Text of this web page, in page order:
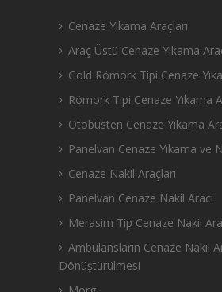
Cenaze Yıkama Araçları
Araç Üstü Cenaze Yıkama
Gold Römork Tipi Cenaze
Römork Tipi Cenaze Yıkama
Otobüsten Cenaze Yıkama
Panelvan Cenaze Yıkama ve
Cenaze Nakil Araçları
Panelvan Cenaze Nakil Aracı
Merasim Tip Cenaze Nakil
Ambulansların Cenaze Nakil
Dönüştürülmesi